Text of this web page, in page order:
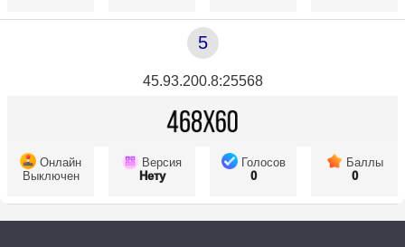
5
45.93.200.8:25568
Онлайн
Выключен
Версия
Нету
Голосов
0
Баллы
0